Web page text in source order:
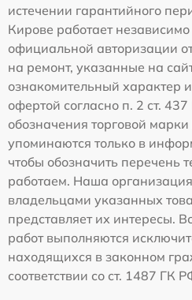
истечении гарантийного
Кирове работает
официальной авторизации
на ремонт, указанные на
ознакомительный характер
офертой согласно п. 2 ст.
обозначения торговой
упоминаются только в
чтобы обозначить перечень
работаем. Наша
владельцами указанных
представляет их интересы.
работ выполняются
находящихся в законном
соответствии со ст. 1487 ГК